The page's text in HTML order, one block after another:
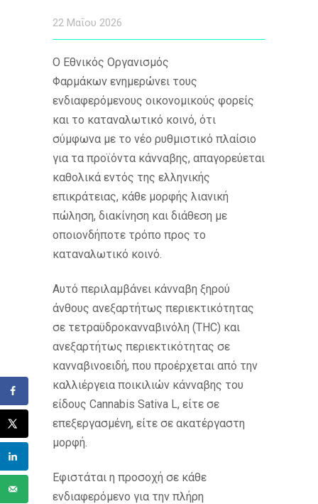
22 Μαΐου 2026
Ο Εθνικός Οργανισμός
Φαρμάκων ενημερώνει τους
ενδιαφερόμενους οικονομικούς φορείς
και το καταναλωτικό κοινό, ότι
σύμφωνα με το νέο ρυθμιστικό πλαίσιο
για τα προϊόντα κάνναβης, απαγορεύεται
καθολικά εντός της ελληνικής
επικράτειας, κάθε μορφής λιανική
πώληση, διακίνηση και διάθεση με
οποιονδήποτε τρόπο προς το
καταναλωτικό κοινό.
Αυτό περιλαμβάνει κάνναβη ξηρού
άνθους ανεξαρτήτως περιεκτικότητας
σε τετραϋδροκανναβινόλη (THC) και
ανεξαρτήτως περιεκτικότητας σε
κανναβινοειδή, που προέρχεται από την
καλλιέργεια ποικιλιών κάνναβης του
είδους Cannabis Sativa L, είτε σε
επεξεργασμένη, είτε σε ακατέργαστη
μορφή.
Εφιστάται η προσοχή σε κάθε
ενδιαφερόμενο για την πλήρη